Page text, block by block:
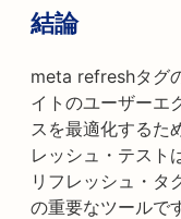
結論
meta refreshタグ
イトのユーザーエ
スを最適化するた
レッシュ・テスト
リフレッシュ・タ
の重要なツールで